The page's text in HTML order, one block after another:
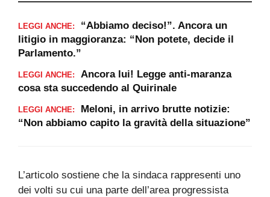
LEGGI ANCHE:
“Abbiamo deciso!”. Ancora un
litigio in maggioranza: “Non potete, decide il
Parlamento.”
LEGGI ANCHE:
Ancora lui! Legge anti-maranza
cosa sta succedendo al Quirinale
LEGGI ANCHE:
Meloni, in arrivo brutte notizie:
“Non abbiamo capito la gravità della situazione”
L’articolo sostiene che la sindaca rappresenti uno
dei volti su cui una parte dell’area progressista